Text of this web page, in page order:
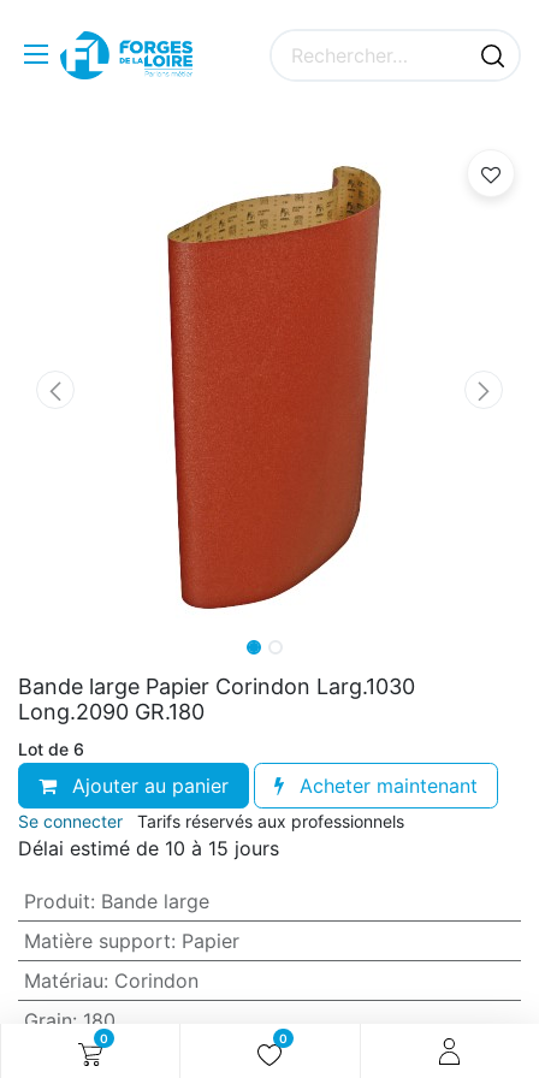
0 0
Bande large Papier Corindon Larg.1030
Long.2090 GR.180
Lot de 6
Ajouter au panier Acheter maintenant
Se connecter Tarifs réservés aux professionnels
Délai estimé de 10 à 15 jours
Produit: Bande large
Matière support: Papier
Matériau: Corindon
Grain: 180
Anti-encrassement
Non (standard)